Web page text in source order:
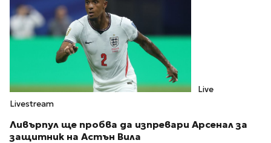
Live
Livestream
Ливърпул ще пробва да изпревари Арсенал за
защитник на Астън Вила